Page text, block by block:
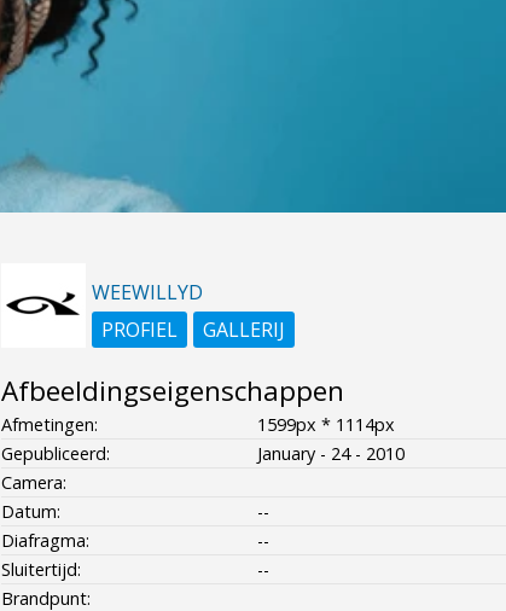
WEEWILLYD
PROFIEL
GALLERIJ
Afbeeldingseigenschappen
Afmetingen:
1599px * 1114px
Gepubliceerd:
January - 24 - 2010
Camera:
Datum:
--
Diafragma:
--
Sluitertijd:
--
Brandpunt: